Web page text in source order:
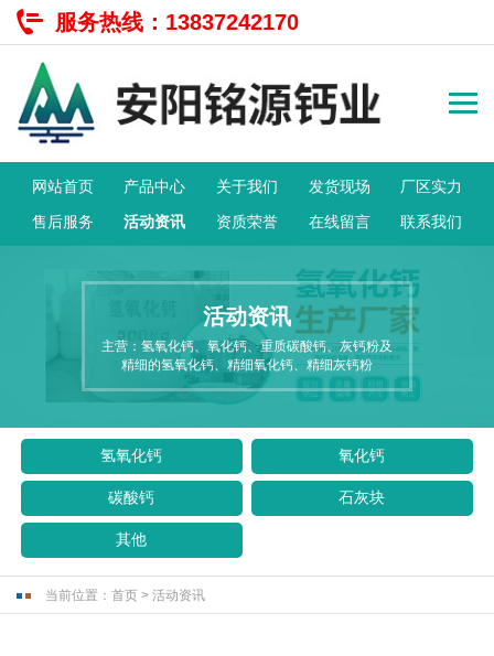
服务热线： 13837242170
网站首页 产品中心 关于我们 发货现场
厂区实力
售后服务
活动资讯 资质荣誉 在线留言 联系我们
活动资讯
主营：氢氧化钙、氧化钙、重质碳酸钙、灰钙粉及
精细的氢氧化钙、精细氧化钙、精细灰钙粉
氢氧化钙 氧化钙
碳酸钙 石灰块
其他
当前位置： 首页 > 活动资讯